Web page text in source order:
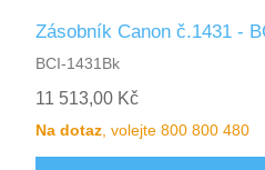
Zásobník Canon č.1431 -
BCI-1431Bk
11 513,00 Kč
Na dotaz, volejte 800 800 480